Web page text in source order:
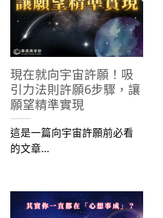
現在就向宇宙許願！吸
引力法則許願6步驟，讓
願望精準實現
這是一篇向宇宙許願前必看
的文章...